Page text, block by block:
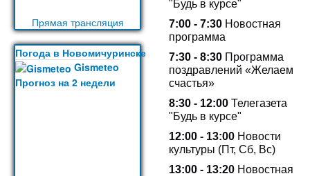
Прямая трансляция
Погода в Новомичуринске
Gismeteo
Прогноз на 2 недели
"Будь в курсе"
7:00 - 7:30 Новостная
программа
7:30 - 8:30 Программа
поздравлений «Желаем
счастья»
8:30 - 12:00 Телегазета
"Будь в курсе"
12:00 - 13:00 Новости
культуры (Пт, Сб, Вс)
13:00 - 13:20 Новостная